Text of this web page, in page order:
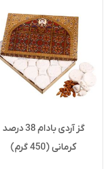
گز آردی بادام 38 درصد
کرمانی (450 گرم)